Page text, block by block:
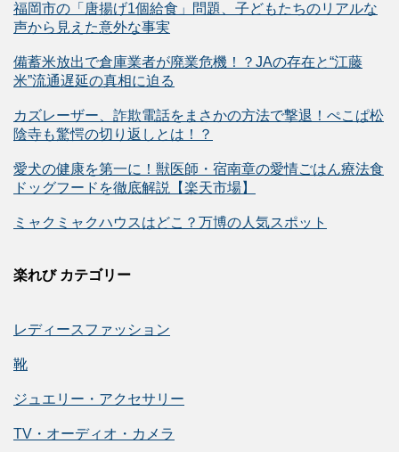
福岡市の「唐揚げ1個給食」問題、子どもたちのリアルな
声から見えた意外な事実
備蓄米放出で倉庫業者が廃業危機！？JAの存在と“江藤
米”流通遅延の真相に迫る
カズレーザー、詐欺電話をまさかの方法で撃退！ぺこぱ松
陰寺も驚愕の切り返しとは！？
愛犬の健康を第一に！獣医師・宿南章の愛情ごはん療法食
ドッグフードを徹底解説【楽天市場】
ミャクミャクハウスはどこ？万博の人気スポット
楽れび カテゴリー
レディースファッション
靴
ジュエリー・アクセサリー
TV・オーディオ・カメラ